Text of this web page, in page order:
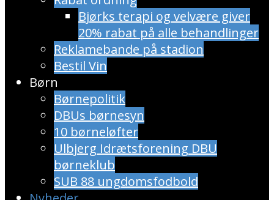
​Bjørks terapi og velvære giver
20% rabat på alle behandlinger
Reklamebande på stadion
Bestil Vin
Børn
Børnepolitik
DBUs børnesyn
10 børneløfter
Ulbjerg Idrætsforening DBU
børneklub
SUB 88 ungdomsfodbold